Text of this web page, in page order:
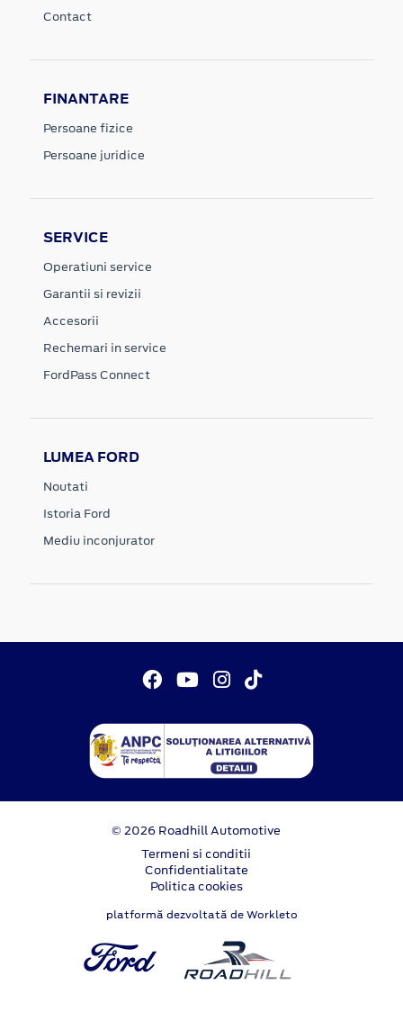
Contact
FINANTARE
Persoane fizice
Persoane juridice
SERVICE
Operatiuni service
Garantii si revizii
Accesorii
Rechemari in service
FordPass Connect
LUMEA FORD
Noutati
Istoria Ford
Mediu inconjurator
© 2026 Roadhill Automotive
Termeni si conditii
Confidentialitate
Politica cookies
platformă dezvoltată de Workleto